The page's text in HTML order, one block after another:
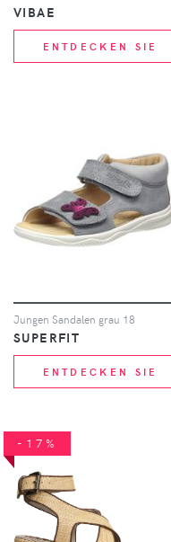
VIBAE
ENTDECKEN SIE
Jungen Sandalen grau 18
SUPERFIT
ENTDECKEN SIE
-17%